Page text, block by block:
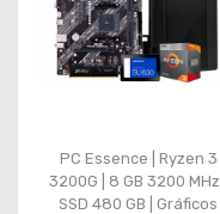
PC Essence | Ryzen 3
3200G | 8 GB 3200 MHz |
SSD 480 GB | Gráficos